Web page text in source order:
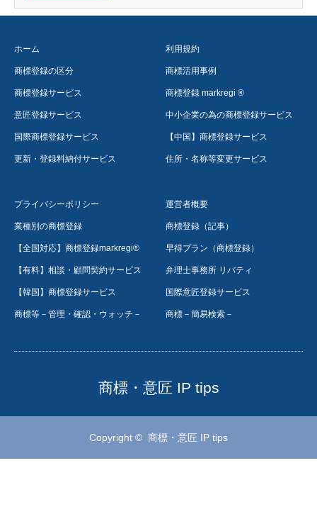
ホーム
商標登録の区分
商標登録サービス
意匠登録サービス
国際商標登録サービス
更新・登録料納付サービス
利用規約
商標活用事例
商標登録 markregi ®
中小企業の為の商標登録サービス
【中国】商標登録サービス
住所・名称等変更サービス
プライバシーポリシー
業種別の商標登録
【全国対応】商標登録markregi®
【有料】相談・顧問契約サービス
【韓国】商標登録サービス
商標等－管理・確認・ウォッチ－
運営者概要
商標登録（記事）
早得プラン（商標登録）
弁理士事務所 リバティ
国際意匠登録サービス
商標－簡易検索－
商標・意匠 IP tips
Copyright © 商標・意匠 IP tips